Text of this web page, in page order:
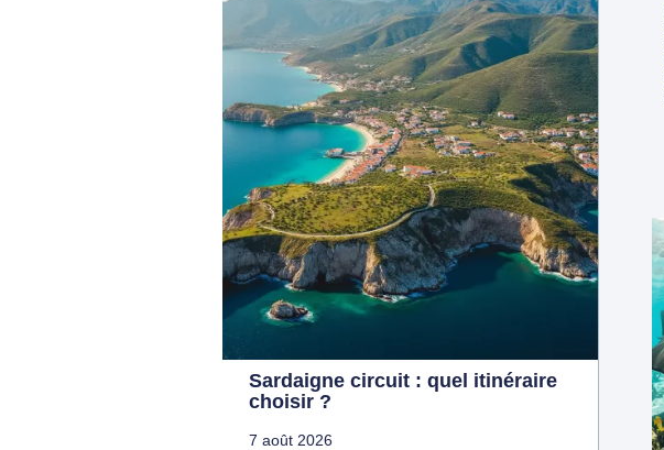
Sardaigne circuit : quel itinéraire
choisir ?
7 août 2026